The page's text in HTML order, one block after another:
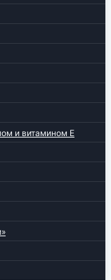
и витамином Е